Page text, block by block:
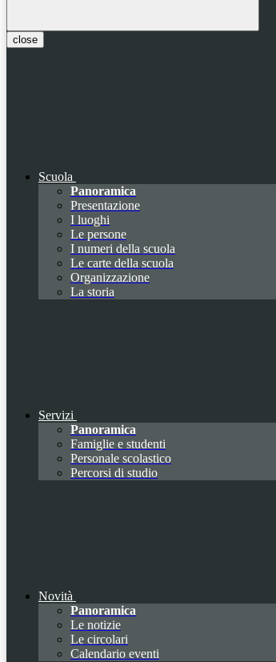
close
Scuola
Panoramica
Presentazione
I luoghi
Le persone
I numeri della scuola
Le carte della scuola
Organizzazione
La storia
Servizi
Panoramica
Famiglie e studenti
Personale scolastico
Percorsi di studio
Novità
Panoramica
Le notizie
Le circolari
Calendario eventi